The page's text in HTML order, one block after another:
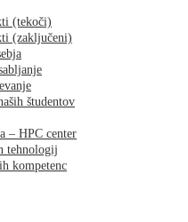
(tekoči)
(zaključeni)
študentov
– HPC center
tehnologij
kompetenc